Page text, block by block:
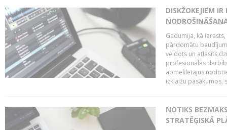
DISKŽOKEJIEM
Gadumija, kā
pārdomātu
veidots un atlasīts
profesionālās
apmeklētājus
izklaižu pasākumos,
NOTIKS
STRATĒĢISKĀ